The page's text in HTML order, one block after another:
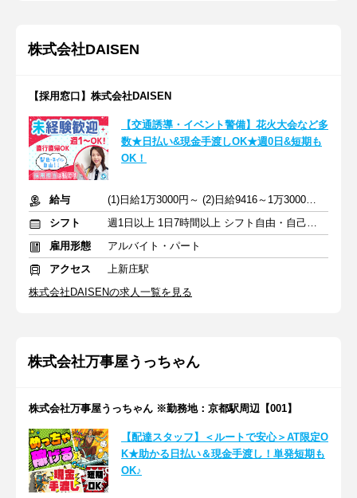
株式会社DAISEN
【採用窓口】株式会社DAISEN
【交通誘導・イベント警備】花火大会など多
数★日払い&現金手渡しOK★週0日&短期も
OK！
給与
(1)日給1万3000円～ (2)日給9416～1万3000円 +交通費全額
シフト
週1日以上 1日7時間以上 シフト自由・自己申告
雇用形態
アルバイト・パート
アクセス
上新庄駅
株式会社DAISENの求人一覧を見る
株式会社万事屋うっちゃん
株式会社万事屋うっちゃん ※勤務地：京都駅周辺【001】
【配達スタッフ】＜ルートで安心＞AT限定O
K★助かる日払い＆現金手渡し！単発短期も
OK♪